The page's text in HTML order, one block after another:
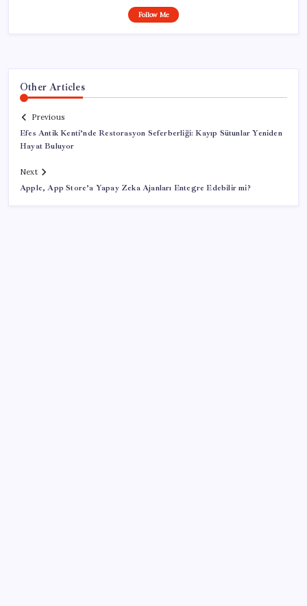
Follow Me
Other Articles
Previous
Efes Antik Kenti’nde Restorasyon Seferberliği: Kayıp Sütunlar Yeniden
Hayat Buluyor
Next
Apple, App Store’a Yapay Zeka Ajanları Entegre Edebilir mi?